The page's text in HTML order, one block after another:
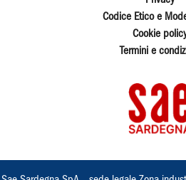
Codice Etico e
Cookie
Termini e